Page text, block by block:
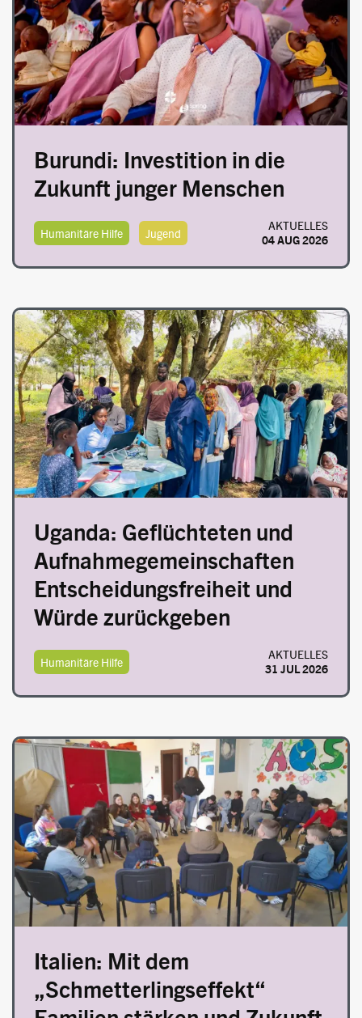
Burundi: Investition in die
Zukunft junger Menschen
Humanitäre Hilfe Jugend
AKTUELLES
04 AUG 2026
Image
Uganda: Geflüchteten und
Aufnahmegemeinschaften
Entscheidungsfreiheit und
Würde zurückgeben
Humanitäre Hilfe
AKTUELLES
31 JUL 2026
Image
Italien: Mit dem
„Schmetterlingseffekt“